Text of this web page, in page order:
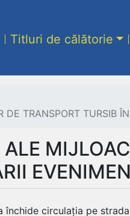
Titluri de călătorie
DE TRANSPORT TURSIB
închide circulația pe